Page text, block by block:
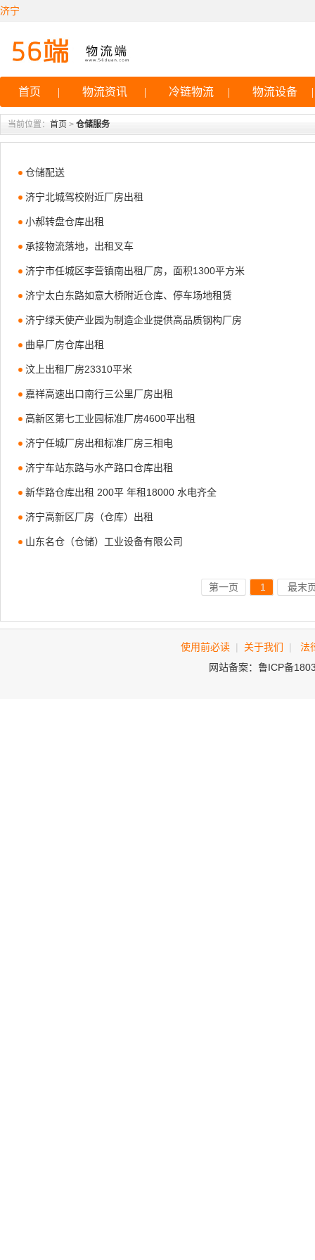
济宁
首页 | 物流资讯 | 冷链物流 | 物流设备 |
当前位置： 首页 > 仓储服务
仓储配送
济宁北城驾校附近厂房出租
小郝转盘仓库出租
承接物流落地，出租叉车
济宁市任城区李营镇南出租厂房，面积1300平方米
济宁太白东路如意大桥附近仓库、停车场地租赁
济宁绿天使产业园为制造企业提供高品质钢构厂房
曲阜厂房仓库出租
汶上出租厂房23310平米
嘉祥高速出口南行三公里厂房出租
高新区第七工业园标准厂房4600平出租
济宁任城厂房出租标准厂房三相电
济宁车站东路与水产路口仓库出租
新华路仓库出租 200平 年租18000 水电齐全
济宁高新区厂房（仓库）出租
山东名仓（仓储）工业设备有限公司
第一页 1 最末
使用前必读 | 关于我们 |
法
网站备案：鲁ICP备